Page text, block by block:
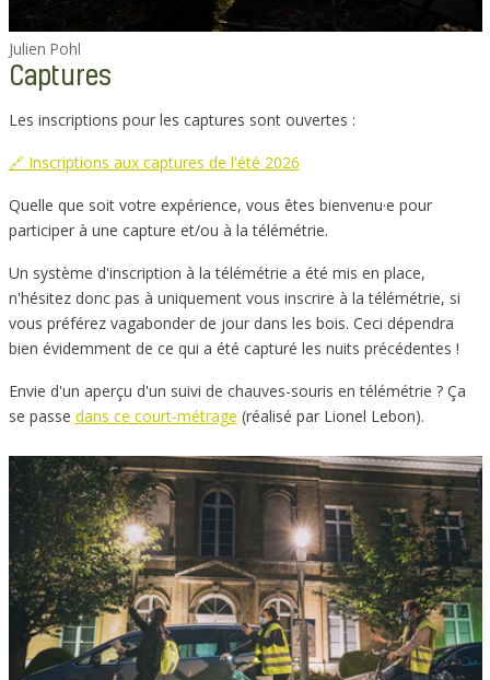
Julien Pohl
Captures
Les inscriptions pour les captures sont ouvertes :
🔗 Inscriptions aux captures de l'été 2026
Quelle que soit votre expérience, vous êtes bienvenu·e pour
participer à une capture et/ou à la télémétrie.
Un système d'inscription à la télémétrie a été mis en place,
n'hésitez donc pas à uniquement vous inscrire à la télémétrie, si
vous préférez vagabonder de jour dans les bois. Ceci dépendra
bien évidemment de ce qui a été capturé les nuits précédentes !
Envie d'un aperçu d'un suivi de chauves-souris en télémétrie ? Ça
se passe dans ce court-métrage (réalisé par Lionel Lebon).